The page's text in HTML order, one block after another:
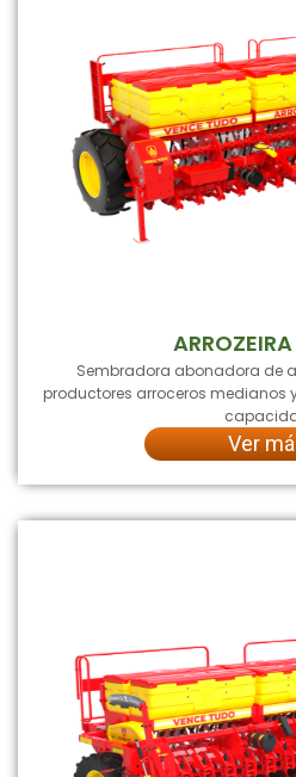
ARROZEIRA
Sembradora abonadora de
productores arroceros medianos
Ver